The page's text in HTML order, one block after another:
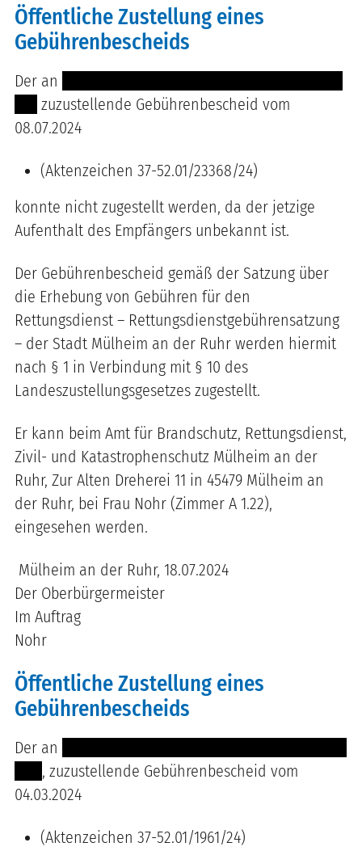
Öffentliche Zustellung eines
Gebührenbescheids
Der an
zuzustellende Gebührenbescheid vom
08.07.2024
(Aktenzeichen 37-52.01/23368/24)
konnte nicht zugestellt werden, da der jetzige
Aufenthalt des Empfängers unbekannt ist.
Der Gebührenbescheid gemäß der Satzung über
die Erhebung von Gebühren für den
Rettungsdienst – Rettungsdienstgebührensatzung
– der Stadt Mülheim an der Ruhr werden hiermit
nach § 1 in Verbindung mit § 10 des
Landeszustellungsgesetzes zugestellt.
Er kann beim Amt für Brandschutz, Rettungsdienst,
Zivil- und Katastrophenschutz Mülheim an der
Ruhr, Zur Alten Dreherei 11 in 45479 Mülheim an
der Ruhr, bei Frau Nohr (Zimmer A 1.22),
eingesehen werden.
Mülheim an der Ruhr, 18.07.2024
Der Oberbürgermeister
Im Auftrag
Nohr
Öffentliche Zustellung eines
Gebührenbescheids
Der an
, zuzustellende Gebührenbescheid vom
04.03.2024
(Aktenzeichen 37-52.01/1961/24)